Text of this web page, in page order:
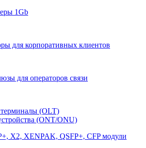
1Gb
для корпоративных клиентов
для операторов связи
(OLT)
(ONT/ONU)
X2, XENPAK, QSFP+, CFP модули